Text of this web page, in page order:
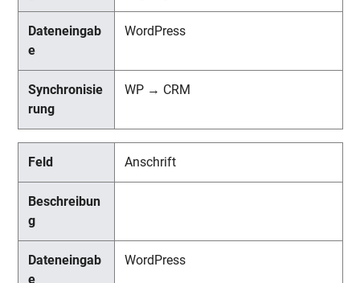
WordPress
WP → CRM
Anschrift
WordPress